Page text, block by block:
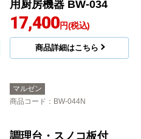
マルゼン
商品コード：BW-034
調理台・スノコ板付
ブリームシリーズ 業務
用厨房機器 BW-034
17,400円(税込)